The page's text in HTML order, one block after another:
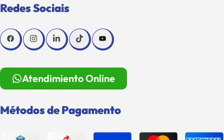
Redes Sociais
Atendimiento Online
Métodos de Pagamento